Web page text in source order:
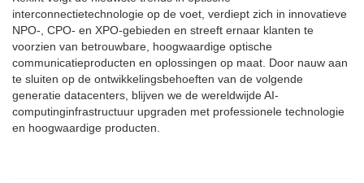
interconnectietechnologie op de voet, verdiept zich in innovatieve
NPO-, CPO- en XPO-gebieden en streeft ernaar klanten te
voorzien van betrouwbare, hoogwaardige optische
communicatieproducten en oplossingen op maat. Door nauw aan
te sluiten op de ontwikkelingsbehoeften van de volgende
generatie datacenters, blijven we de wereldwijde AI-
computinginfrastructuur upgraden met professionele technologie
en hoogwaardige producten.